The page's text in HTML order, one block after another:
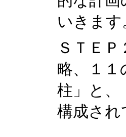
いきます
ＳＴＥ
略、１１
柱」と、
構成され